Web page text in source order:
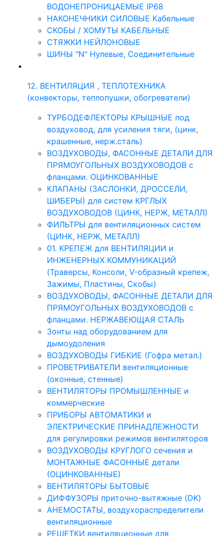
ВОДОНЕПРОНИЦАЕМЫЕ IP68
НАКОНЕЧНИКИ СИЛОВЫЕ Кабельные
СКОБЫ / ХОМУТЫ КАБЕЛЬНЫЕ
СТЯЖКИ НЕЙЛОНОВЫЕ
ШИНЫ "N" Нулевые, Соединительные
12. ВЕНТИЛЯЦИЯ , ТЕПЛОТЕХНИКА
(конвекторы, теплопушки, обогреватели)
ТУРБОДЕФЛЕКТОРЫ КРЫШНЫЕ под
воздуховод, для усиления тяги, (цинк,
крашенные, нерж.сталь)
ВОЗДУХОВОДЫ, ФАСОННЫЕ ДЕТАЛИ ДЛЯ
ПРЯМОУГОЛЬНЫХ ВОЗДУХОВОДОВ с
фланцами. ОЦИНКОВАННЫЕ
КЛАПАНЫ (ЗАСЛОНКИ, ДРОССЕЛИ,
ШИБЕРЫ) для систем КРГЛЫХ
ВОЗДУХОВОДОВ (ЦИНК, НЕРЖ, МЕТАЛЛ)
ФИЛЬТРЫ для вентиляционных систем
(ЦИНК, НЕРЖ, МЕТАЛЛ)
01. КРЕПЕЖ для ВЕНТИЛЯЦИИ и
ИНЖЕНЕРНЫХ КОММУНИКАЦИЙ
(Траверсы, Консоли, V-образный крепеж,
Зажимы, Пластины, Скобы)
ВОЗДУХОВОДЫ, ФАСОННЫЕ ДЕТАЛИ ДЛЯ
ПРЯМОУГОЛЬНЫХ ВОЗДУХОВОДОВ с
фланцами. НЕРЖАВЕЮЩАЯ СТАЛЬ
Зонты над оборудованием для
дымоудоления
ВОЗДУХОВОДЫ ГИБКИЕ (Гофра метал.)
ПРОВЕТРИВАТЕЛИ вентиляционные
(оконные, стенные)
ВЕНТИЛЯТОРЫ ПРОМЫШЛЕННЫЕ и
коммерческие
ПРИБОРЫ АВТОМАТИКИ и
ЭЛЕКТРИЧЕСКИЕ ПРИНАДЛЕЖНОСТИ
для регулировки режимов вентиляторов
ВОЗДУХОВОДЫ КРУГЛОГО сечения и
МОНТАЖНЫЕ ФАСОННЫЕ детали
(ОЦИНКОВАННЫЕ)
ВЕНТИЛЯТОРЫ БЫТОВЫЕ
ДИФФУЗОРЫ приточно-вытяжные (DK)
АНЕМОСТАТЫ, воздухораспределители
вентиляционные
РЕШЕТКИ вентиляционные для